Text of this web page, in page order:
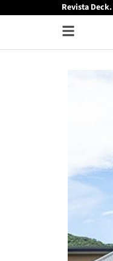
Revista Deck.